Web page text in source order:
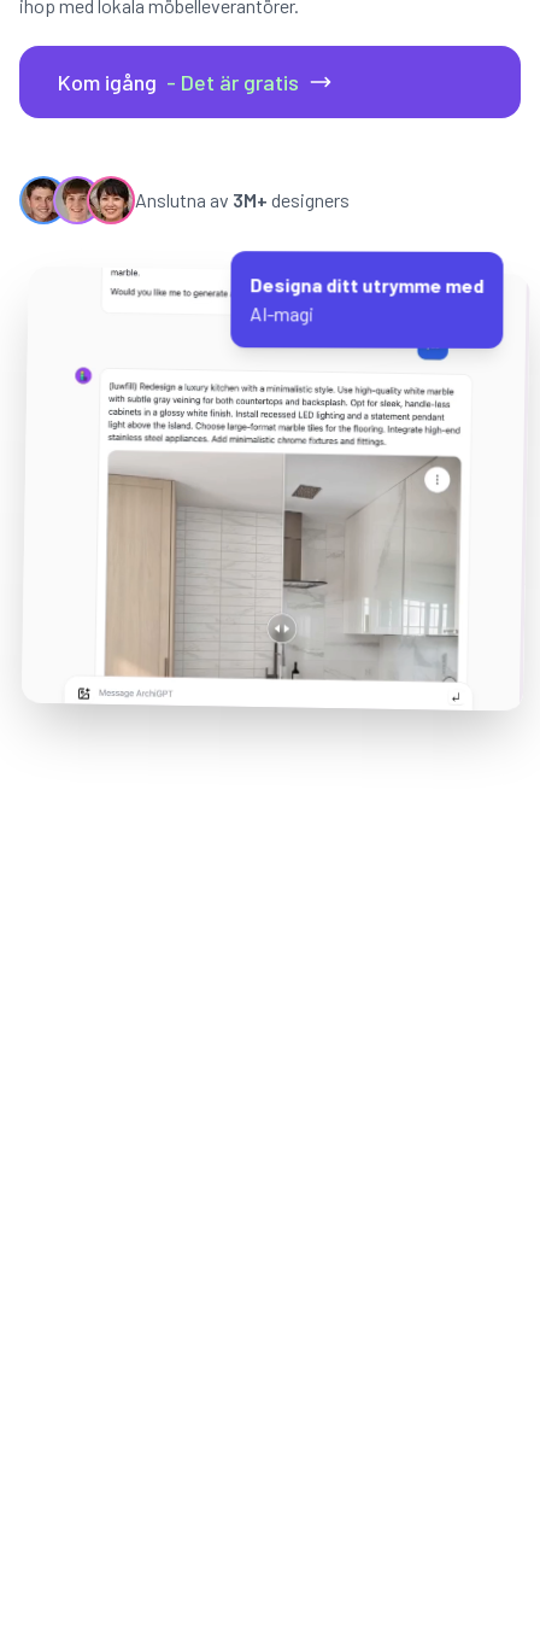
ihop med lokala möbelleverantörer.
Kom igång - Det är gratis
Anslutna av 3M+ designers
Designa ditt utrymme med
AI-magi